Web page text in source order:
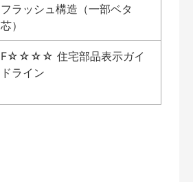
フラッシュ構造（一部ベタ
芯）
F☆☆☆☆ 住宅部品表示ガイ
ドライン